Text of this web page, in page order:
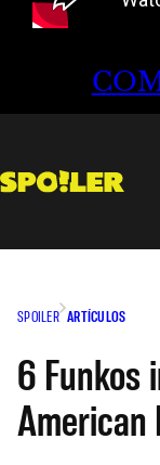
SPOILER ARTÍCULOS
6 Funkos